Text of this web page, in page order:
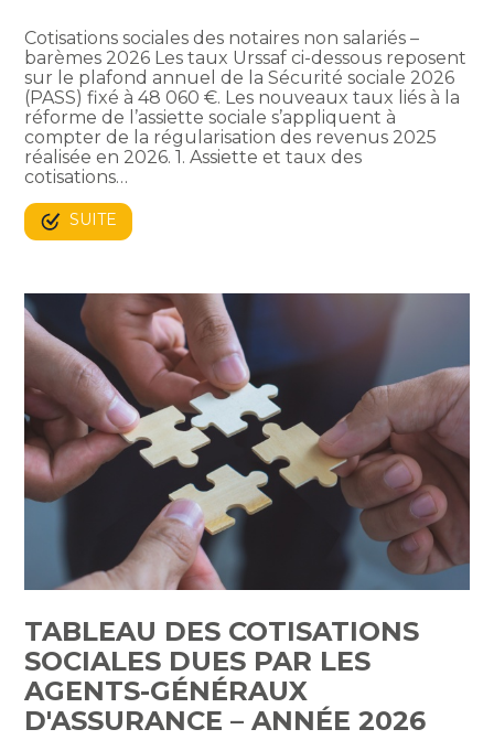
Cotisations sociales des notaires non salariés –
barèmes 2026 Les taux Urssaf ci-dessous reposent
sur le plafond annuel de la Sécurité sociale 2026
(PASS) fixé à 48 060 €. Les nouveaux taux liés à la
réforme de l’assiette sociale s’appliquent à
compter de la régularisation des revenus 2025
réalisée en 2026. 1. Assiette et taux des
cotisations…
SUITE
TABLEAU DES COTISATIONS
SOCIALES DUES PAR LES
AGENTS-GÉNÉRAUX
D'ASSURANCE – ANNÉE 2026